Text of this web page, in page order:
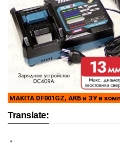
MAKITA DF001GZ, АКБ и ЗУ в
Translate: